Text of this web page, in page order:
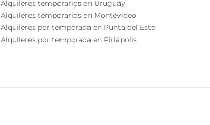
Alquileres temporarios en Uruguay
Alquileres temporarios en Montevideo
Alquileres por temporada en Punta del Este
Alquileres por temporada en Piriápolis